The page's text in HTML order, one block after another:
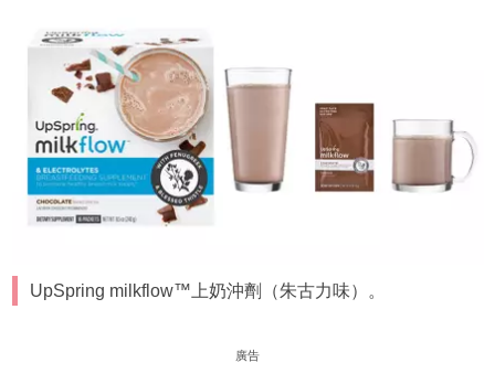
UpSpring milkflow™上奶沖劑（朱古力味）。
廣告